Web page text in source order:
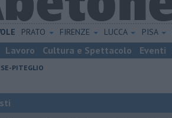
PRATO FIRENZE LUCCA PISA
Lavoro Cultura e Spettacolo Eventi
PITEGLIO